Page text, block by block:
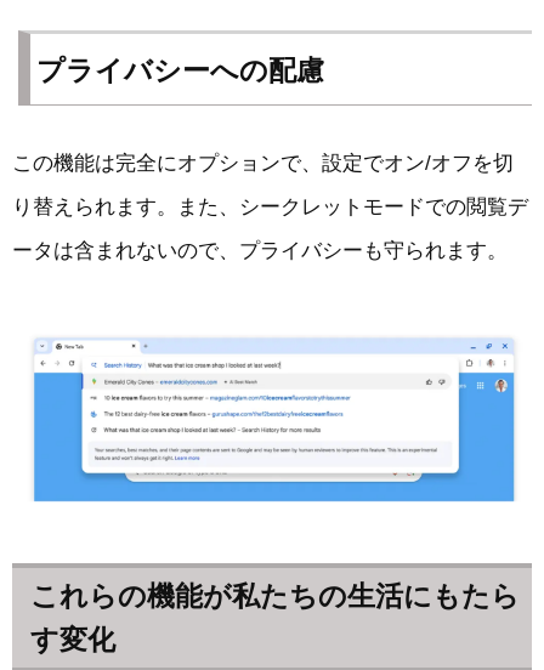
プライバシーへの配慮
この機能は完全にオプションで、設定でオン/オフを切
り替えられます。また、シークレットモードでの閲覧デ
ータは含まれないので、プライバシーも守られます。
これらの機能が私たちの生活にもたら
す変化